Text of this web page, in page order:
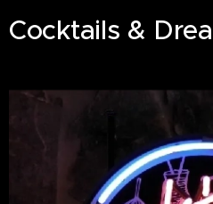
Cocktails &